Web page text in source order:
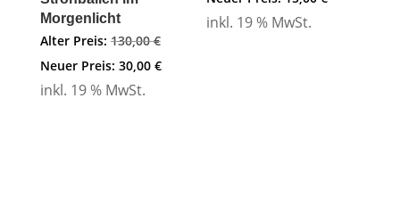
Morgenlicht
Alter Preis: 130,00€Ursprünglicher
Preis
Neuer Preis: 30,00 €Aktueller
inkl. 19 % MwSt.
inkl. 19 % MwSt.